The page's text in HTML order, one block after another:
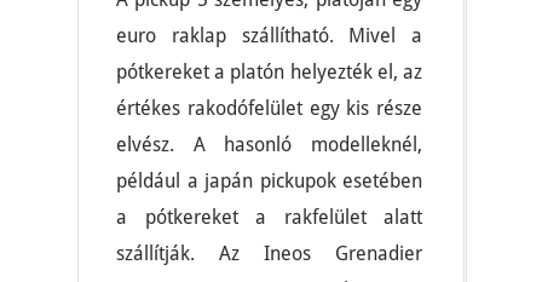
euro raklap szállítható. Mivel a
pótkereket a platón helyezték el, az
értékes rakodófelület egy kis része
elvész. A hasonló modelleknél,
például a japán pickupok esetében
a pótkereket a rakfelület alatt
szállítják. Az Ineos Grenadier